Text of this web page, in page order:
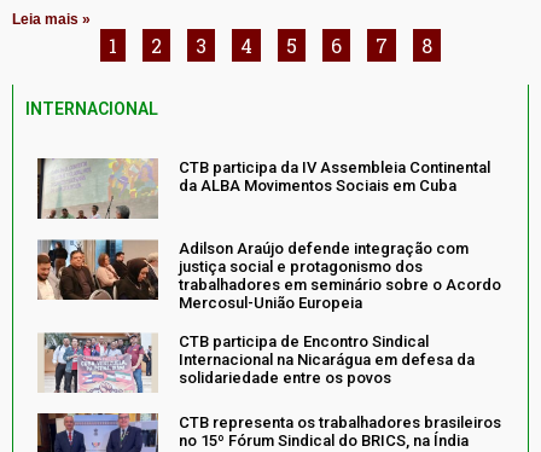
Leia mais »
1 2 3 4 5 6 7 8
INTERNACIONAL
CTB participa da IV Assembleia Continental
da ALBA Movimentos Sociais em Cuba
Adilson Araújo defende integração com
justiça social e protagonismo dos
trabalhadores em seminário sobre o Acordo
Mercosul-União Europeia
CTB participa de Encontro Sindical
Internacional na Nicarágua em defesa da
solidariedade entre os povos
CTB representa os trabalhadores brasileiros
no 15º Fórum Sindical do BRICS, na Índia